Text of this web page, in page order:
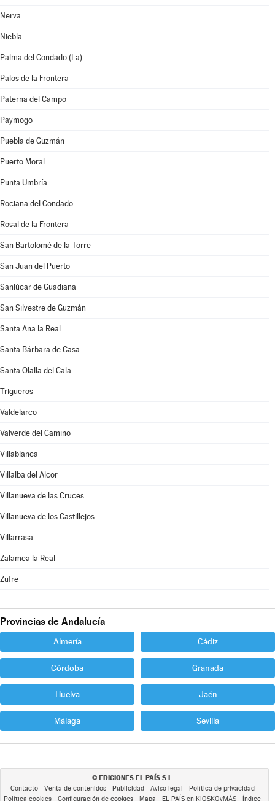
Nerva
Niebla
Palma del Condado (La)
Palos de la Frontera
Paterna del Campo
Paymogo
Puebla de Guzmán
Puerto Moral
Punta Umbría
Rociana del Condado
Rosal de la Frontera
San Bartolomé de la Torre
San Juan del Puerto
Sanlúcar de Guadiana
San Silvestre de Guzmán
Santa Ana la Real
Santa Bárbara de Casa
Santa Olalla del Cala
Trigueros
Valdelarco
Valverde del Camino
Villablanca
Villalba del Alcor
Villanueva de las Cruces
Villanueva de los Castillejos
Villarrasa
Zalamea la Real
Zufre
Provincias de Andalucía
Almería Cádiz
Córdoba Granada
Huelva Jaén
Málaga Sevilla
© EDICIONES EL PAÍS S.L.
Contacto Venta de contenidos Publicidad Aviso legal
Política de privacidad
Política cookies
Configuración de cookies Mapa EL PAÍS en KIOSKOyMÁS Índice